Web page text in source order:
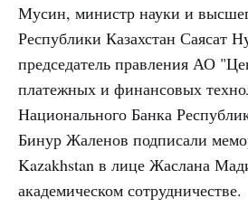
Мусин, министр науки и
Республики Казахстан Саясат
председатель правления АО
платежных и финансовых
Национального Банка
Бинур Жаленов подписали
Kazakhstan в лице Жаслана
академическом сотрудничестве.